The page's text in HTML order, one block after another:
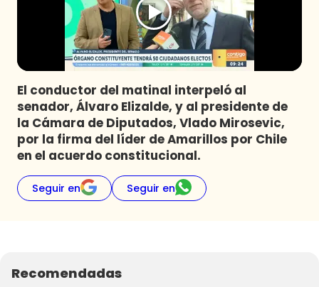
El conductor del matinal interpeló al
senador, Álvaro Elizalde, y al presidente de
la Cámara de Diputados, Vlado Mirosevic,
por la firma del líder de Amarillos por Chile
en el acuerdo constitucional.
Seguir en Seguir en
Recomendadas
Club De La Comedia
Contigo en Directo
Plan Perfecto
El Tiempo
Sabingo
Todos Los Programas